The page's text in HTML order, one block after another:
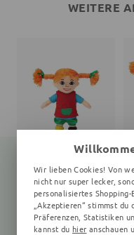
WEITERE
Puppe Pippi Langstrumpf
20 cm, 200x150x60 mm, 10+ Monate, bunt
18,89 € 21,90 €
Wir lieben Cookies! Von
nicht nur super lecker,
personalisiertes
„Akzeptieren“ stimmst
Präferenzen, Statistiken
kannst du hier anschauen